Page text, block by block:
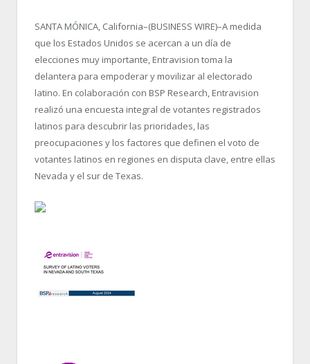
SANTA MÓNICA, California–(BUSINESS WIRE)–A medida
que los Estados Unidos se acercan a un día de
elecciones muy importante, Entravision toma la
delantera para empoderar y movilizar al electorado
latino. En colaboración con BSP Research, Entravision
realizó una encuesta integral de votantes registrados
latinos para descubrir las prioridades, las
preocupaciones y los factores que definen el voto de
votantes latinos en regiones en disputa clave, entre ellas
Nevada y el sur de Texas.